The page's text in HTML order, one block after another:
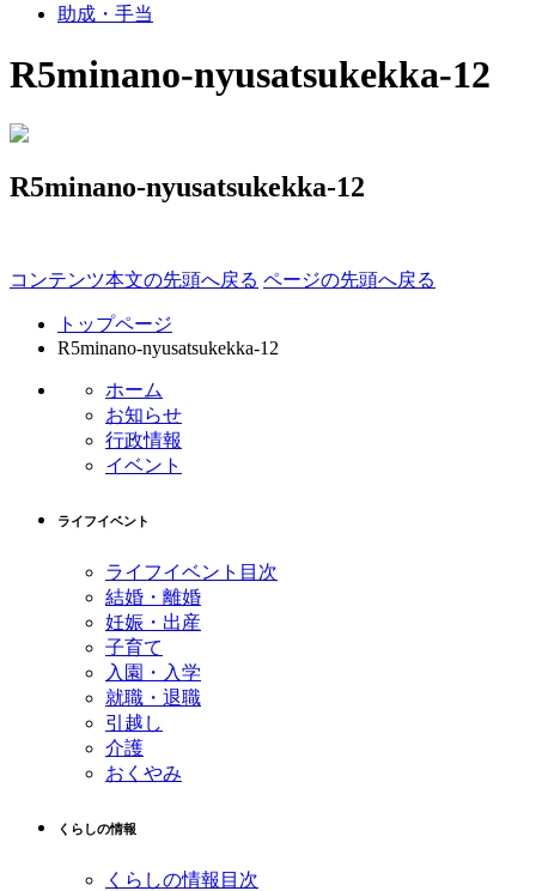
助成・手当
R5minano-nyusatsukekka-12
R5minano-nyusatsukekka-12
コンテンツ本文の先頭へ戻る ページの先頭へ戻る
トップページ
R5minano-nyusatsukekka-12
ホーム
お知らせ
行政情報
イベント
ライフイベント
ライフイベント目次
結婚・離婚
妊娠・出産
子育て
入園・入学
就職・退職
引越し
介護
おくやみ
くらしの情報
くらしの情報目次